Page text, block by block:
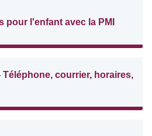
pour l'enfant avec la PMI
Téléphone, courrier, horaires,